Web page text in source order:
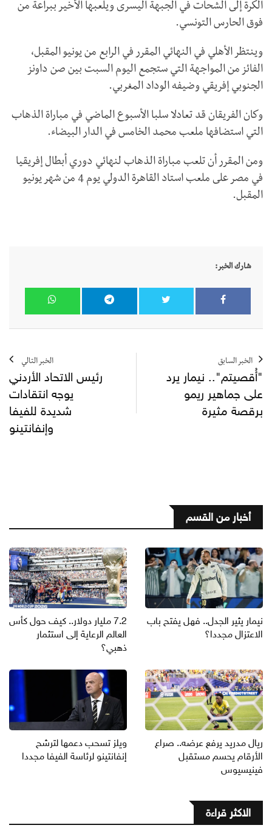
الكرة إلى الشحات في الجبهة اليسرى ويلعبها الأخير ببراعة من
فوق الحارس التونسي.
وينتظر الأهلي في النهائي المقرر في الرابع من يونيو المقبل،
الفائز من المواجهة التي ستجمع اليوم السبت بين صن داونز
الجنوبي إفريقي وضيفه الوداد المغربي.
وكان الفريقان قد تعادلا سلبا الأسبوع الماضي في مباراة الذهاب
التي استضافها ملعب محمد الخامس في الدار البيضاء.
ومن المقرر أن تلعب مباراة الذهاب لنهائي دوري أبطال إفريقيا
في مصر على ملعب استاد القاهرة الدولي يوم 4 من شهر يونيو
المقبل.
شارك الخبر:
الخبر السابق
"أُقصيتم".. نيمار يرد
على جماهير ريمو
برقصة مثيرة
الخبر التالي
رئيس الاتحاد الأردني
يوجه انتقادات
شديدة للفيفا
وإنفانتينو
أخبار من القسم
نيمار يثير الجدل.. فهل يفتح باب
الاعتزال مجددا؟
7.2 مليار دولار.. كيف حول كأس
العالم الرعاية إلى استثمار
ذهبي؟
ريال مدريد يرفع عرضه.. صراع
الأرقام يحسم مستقبل
فينيسيوس
ويلز تسحب دعمها لترشح
إنفانتينو لرئاسة الفيفا مجددا
الاكثر قراءة